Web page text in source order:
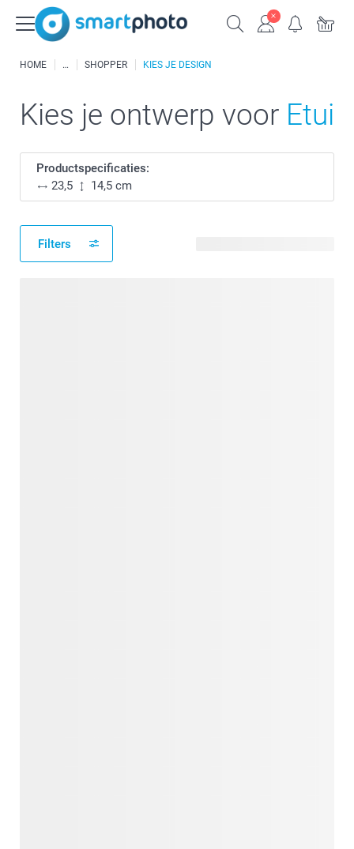
HOME SHOPPER KIES JE DESIGN
Kies je ontwerp voor Etui
Productspecificaties:
23,5
14,5 cm
Filters